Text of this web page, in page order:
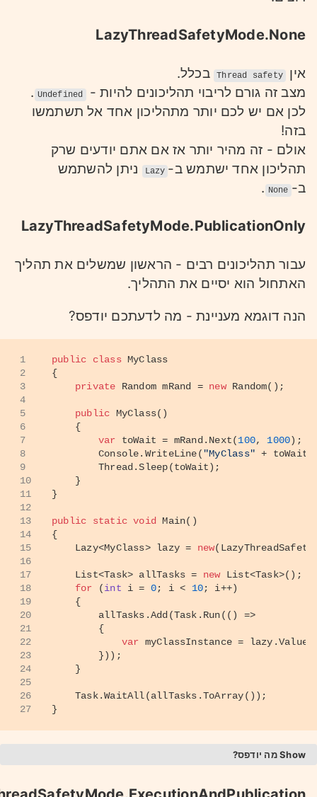
LazyThreadSafetyMode.None
אין Thread safety בכלל.
מצב זה גורם לריבוי תהליכונים להיות - Undefined
.
לכן אם יש לכם יותר מתהליכון אחד אל תשתמשו
בזה!
אולם - זה מהיר יותר אז אם אתם יודעים שרק
תהליכון אחד ישתמש ב- Lazy
ניתן להשתמש
ב- None
.
LazyThreadSafetyMode.PublicationOnly
עבור תהליכונים רבים - הראשון שמשלים את תהליך
האתחול הוא יסיים את התהליך.
הנה דוגמא מעניינת - מה לדעתכם יודפס?
1
2
3
4
5
6
7
8
9
10
11
12
13
14
15
16
17
18
19
20
21
22
23
24
25
26
27
public class MyClass
{
private Random mRand = new Random();
public MyClass()
    {
var toWait = mRand.Next(100, 1000);
        Console.WriteLine(
"MyClass" +
        Thread.Sleep(toWait);
    }
}
public static void Main()
{
    Lazy<MyClass> lazy =
new
    List<Task> allTasks =
new List<Task>();
for
(int i = 0; i < 10; i++)
    {
        allTasks.Add(Task.Run(() =>
        {
var myClassInstance = lazy.Value;
        }));
    }
    Task.WaitAll(allTasks.ToArray());
}
מה יודפס?